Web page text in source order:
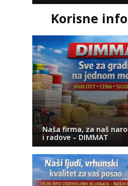
Korisne
Naša firma, za naš
i radove – DIMMAT